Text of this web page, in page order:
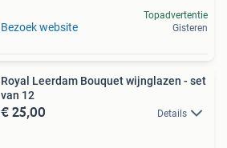
Bezoek website
Topadvertentie
Gisteren
Royal Leerdam Bouquet wijnglazen - set
van 12
€ 25,00 Details